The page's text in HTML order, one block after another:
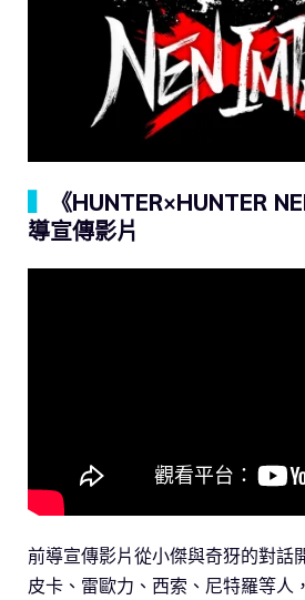
《HUNTER×HUNTER
導宣傳影片
前導宣傳影片從小傑與奇犽的對話
皮卡、雷歐力、西索、尼特羅等人